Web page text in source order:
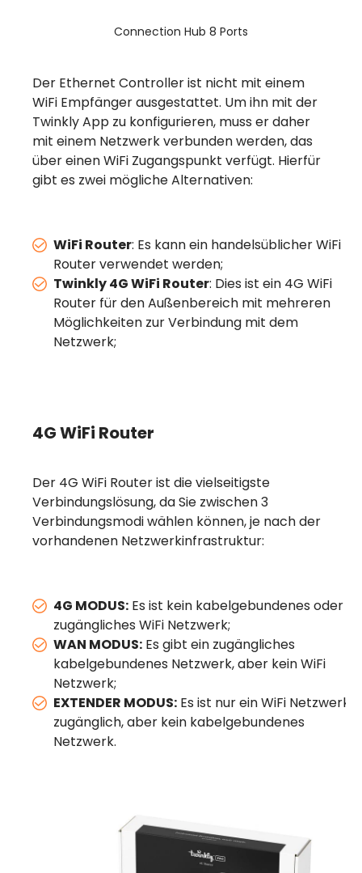
Connection Hub 8 Ports
Der Ethernet Controller ist nicht mit einem
WiFi Empfänger ausgestattet. Um ihn mit der
Twinkly App zu konfigurieren, muss er daher
mit einem Netzwerk verbunden werden, das
über einen WiFi Zugangspunkt verfügt. Hierfür
gibt es zwei mögliche Alternativen:
WiFi Router: Es kann ein handelsüblicher WiFi
Router verwendet werden;
Twinkly 4G WiFi Router: Dies ist ein 4G WiFi
Router für den Außenbereich mit mehreren
Möglichkeiten zur Verbindung mit dem
Netzwerk;
4G WiFi Router
Der 4G WiFi Router ist die vielseitigste
Verbindungslösung, da Sie zwischen 3
Verbindungsmodi wählen können, je nach der
vorhandenen Netzwerkinfrastruktur:
4G MODUS: Es ist kein kabelgebundenes oder
zugängliches WiFi Netzwerk;
WAN MODUS: Es gibt ein zugängliches
kabelgebundenes Netzwerk, aber kein WiFi
Netzwerk;
EXTENDER MODUS: Es ist nur ein WiFi Netzwerk
zugänglich, aber kein kabelgebundenes
Netzwerk.